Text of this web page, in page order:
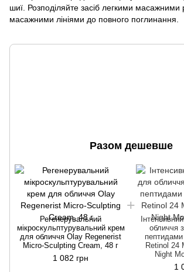
шиї. Розподіляйте засіб легкими масажними
масажними лініями до повного поглинання.
Разом дешевше
Регенерувальний
мікроскульптурувальний крем
для обличчя Olay Regenerist
Micro-Sculpting Cream, 48 г
1 082 грн
обличчя
Retinol 24
Night
1